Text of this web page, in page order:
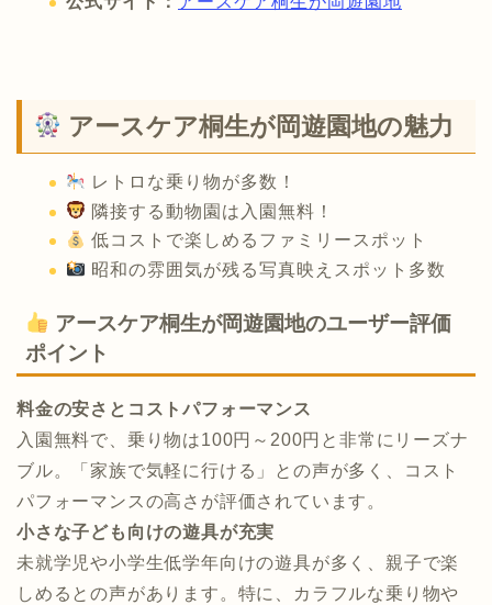
アースケア桐生が岡遊園地の魅力
レトロな乗り物が多数！
隣接する動物園は入園無料！
低コストで楽しめるファミリースポット
昭和の雰囲気が残る写真映えスポット多数
アースケア桐生が岡遊園地のユーザー評価
ポイント
料金の安さとコストパフォーマンス
入園無料で、乗り物は100円～200円と非常にリーズナ
ブル。​「家族で気軽に行ける」との声が多く、コスト
パフォーマンスの高さが評価されています。​
小さな子ども向けの遊具が充実
未就学児や小学生低学年向けの遊具が多く、親子で楽
しめるとの声があります。​特に、カラフルな乗り物や